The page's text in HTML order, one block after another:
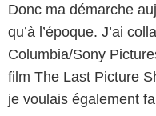
Donc ma démarche
qu’à l’époque. J’ai
Columbia/Sony
film The Last Picture
je voulais également